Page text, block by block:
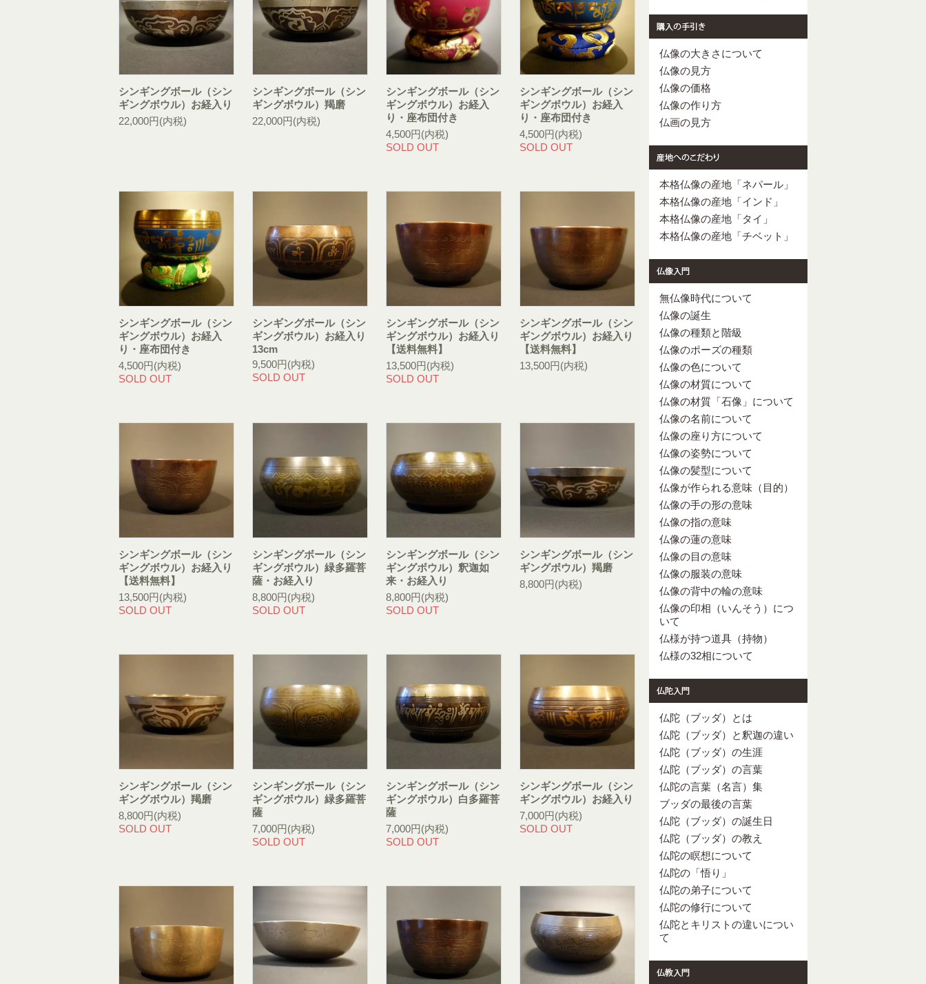
シンギングボール（シン
ギングボウル）お経入り
22,000円(内税)
シンギングボール（シン
ギングボウル）羯磨
22,000円(内税)
シンギングボール（シン
ギングボウル）お経入
り・座布団付き
4,500円(内税)
SOLD OUT
シンギングボール（シン
ギングボウル）お経入
り・座布団付き
4,500円(内税)
SOLD OUT
シンギングボール（シン
ギングボウル）お経入
り・座布団付き
4,500円(内税)
SOLD OUT
シンギングボール（シン
ギングボウル）お経入り
13cm
9,500円(内税)
SOLD OUT
シンギングボール（シン
ギングボウル）お経入り
【送料無料】
13,500円(内税)
SOLD OUT
シンギングボール（シン
ギングボウル）お経入り
【送料無料】
13,500円(内税)
シンギングボール（シン
ギングボウル）お経入り
【送料無料】
13,500円(内税)
SOLD OUT
シンギングボール（シン
ギングボウル）緑多羅菩
薩・お経入り
8,800円(内税)
SOLD OUT
シンギングボール（シン
ギングボウル）釈迦如
来・お経入り
8,800円(内税)
SOLD OUT
シンギングボール（シン
ギングボウル）羯磨
8,800円(内税)
シンギングボール（シン
ギングボウル）羯磨
8,800円(内税)
SOLD OUT
シンギングボール（シン
ギングボウル）緑多羅菩
薩
7,000円(内税)
SOLD OUT
シンギングボール（シン
ギングボウル）白多羅菩
薩
7,000円(内税)
SOLD OUT
シンギングボール（シン
ギングボウル）お経入り
7,000円(内税)
SOLD OUT
仏像の大きさについて
仏像の見方
仏像の価格
仏像の作り方
仏画の見方
本格仏像の産地「ネパール」
本格仏像の産地「インド」
本格仏像の産地「タイ」
本格仏像の産地「チベット」
無仏像時代について
仏像の誕生
仏像の種類と階級
仏像のポーズの種類
仏像の色について
仏像の材質について
仏像の材質「石像」について
仏像の名前について
仏像の座り方について
仏像の姿勢について
仏像の髪型について
仏像が作られる意味（目的）
仏像の手の形の意味
仏像の指の意味
仏像の蓮の意味
仏像の目の意味
仏像の服装の意味
仏像の背中の輪の意味
仏像の印相（いんそう）につ
いて
仏様が持つ道具（持物）
仏様の32相について
仏陀（ブッダ）とは
仏陀（ブッダ）と釈迦の違い
仏陀（ブッダ）の生涯
仏陀（ブッダ）の言葉
仏陀の言葉（名言）集
ブッダの最後の言葉
仏陀（ブッダ）の誕生日
仏陀（ブッダ）の教え
仏陀の瞑想について
仏陀の「悟り」
仏陀の弟子について
仏陀の修行について
仏陀とキリストの違いについ
て